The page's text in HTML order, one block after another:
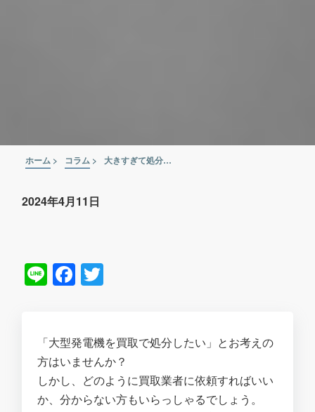
ホーム > コラム > 大きすぎて処分に困る...大型発電機を買取に出す際の方法や注意点をご紹介
2024年4月11日
LineFacebook
「大型発電機を買取で処分したい」とお考えの
方はいませんか？
しかし、どのように買取業者に依頼すればいい
か、分からない方もいらっしゃるでしょう。